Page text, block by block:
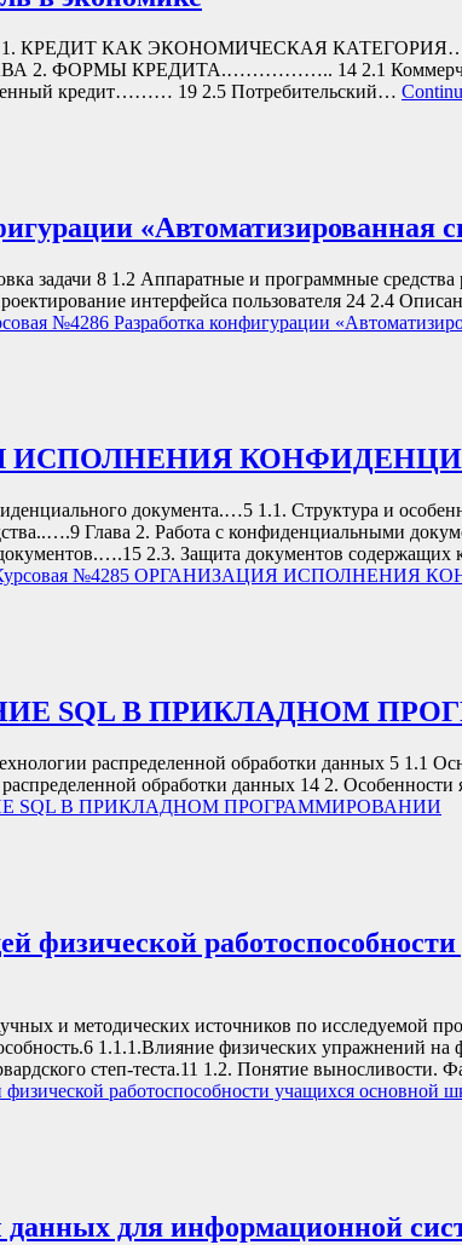
КАК ЭКОНОМИЧЕСКАЯ КАТЕГОРИЯ… 5 1.1
2. ФОРМЫ КРЕДИТА.…………….. 14 2.1
кредит……… 19 2.5 Потребительский…
«Автоматизированная
задачи 8 1.2 Аппаратные и программные
интерфейса пользователя 24 2.4
№4286 Разработка конфигурации
ИСПОЛНЕНИЯ
документа.…5 1.1. Структура и
Глава 2. Работа с конфиденциальными
2.3. Защита документов
№4285 ОРГАНИЗАЦИЯ ИСПОЛНЕНИЯ
SQL В ПРИКЛАДНОМ
распределенной обработки данных 5 1.1
обработки данных 14 2.
SQL В ПРИКЛАДНОМ ПРОГРАММИРОВАНИИ
физической
источников по исследуемой
1.1.1.Влияние физических упражнений
степ-теста.11 1.2. Понятие
работоспособности учащихся основной
для информационной